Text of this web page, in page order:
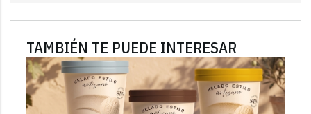
TAMBIÉN TE PUEDE INTERESAR